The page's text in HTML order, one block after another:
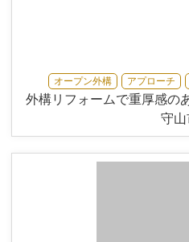
オープン外構 アプローチ
外構リフォームで重厚感の
守